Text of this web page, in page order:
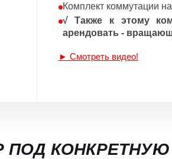
Комплект коммутации
√ Также к этому
арендовать -
► Смотреть видео!
ПОД